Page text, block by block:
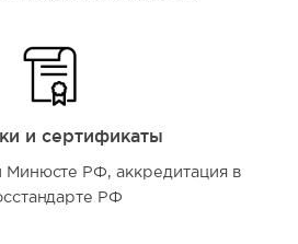
и сертификаты
Минюсте РФ, аккредитация в
РФ